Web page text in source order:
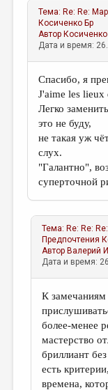
Тема: Re: Re:
Косиченко Бр
Автор
Дата и время:
Спасибо, я
J'aime les lieux
Легко
это не буду,
не такая уж
слух.
"Галантно",
суперточной
Тема: Re: Re:
Предпочтения
Автор Валерий
Дата и время:
К замечаниям
более-менее
мастерство
бриллиант
есть
времена,